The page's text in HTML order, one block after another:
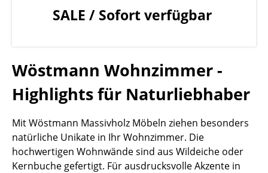
SALE / Sofort verfügbar
Wöstmann Wohnzimmer -
Highlights für Naturliebhaber
Mit Wöstmann Massivholz Möbeln ziehen besonders
natürliche Unikate in Ihr Wohnzimmer. Die
hochwertigen Wohnwände sind aus Wildeiche oder
Kernbuche gefertigt. Für ausdrucksvolle Akzente in